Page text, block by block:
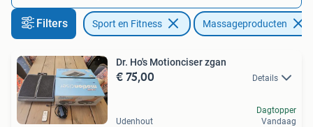
Filters Sport en Fitness Massageproducten
Dr. Ho's Motionciser zgan
€ 75,00 Details
Udenhout
Dagtopper
Vandaag